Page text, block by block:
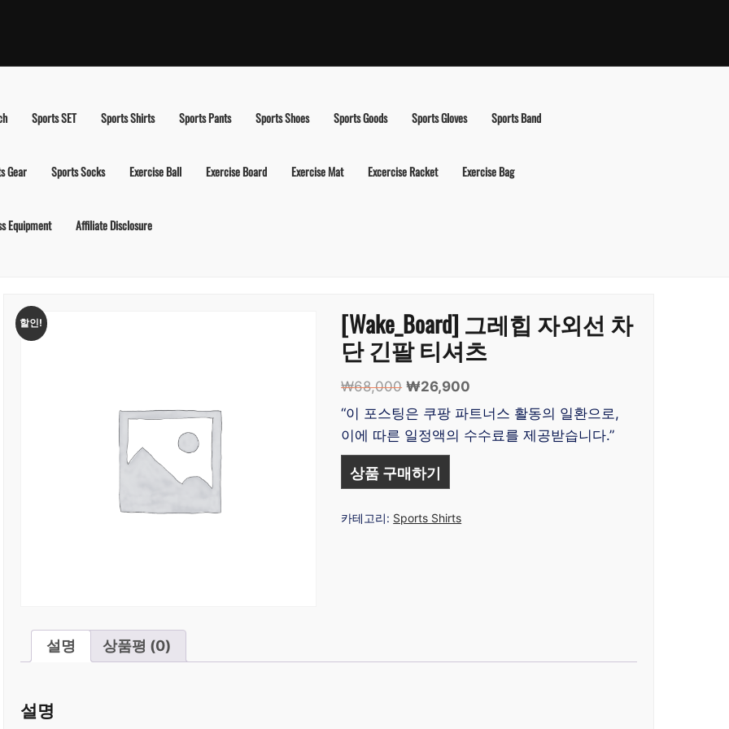
Sports SET Sports Shirts Sports Pants Sports Shoes Sports Goods Sports Gloves Sports Band
Gear Sports Socks Exercise Ball Exercise Board Exercise Mat Excercise Racket Exercise Bag
Equipment Affiliate Disclosure
할인! [Wake_Board] 그레힙 자외선 차
단 긴팔 티셔츠
₩68,000 원
래
가
격:
₩68,000.
₩26,900
재
가
격:
“이 포스팅은 쿠팡 파트너스 활동의 일환으로,
이에 따른 일정액의 수수료를 제공받습니다.”
상품 구매하기
카테고리: Sports Shirts
설명 상품평 (0)
설명